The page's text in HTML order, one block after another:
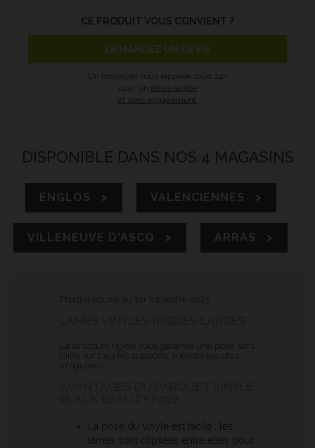
CE PRODUIT VOUS CONVIENT ?
DEMANDEZ UN DEVIS
Un conseiller vous rappelle sous 24h
pour un devis rapide
et sans engagement.
DISPONIBLE DANS NOS 4 MAGASINS
ENGLOS > VALENCIENNES >
VILLENEUVE D'ASCQ > ARRAS >
Produit épuisé au 1er trimestre 2025
La structure rigide vous garantie une pose sans
faille sur tous les supports, mêmes les plus
La pose du vinyle est facile : les
lames sont clipsées entre elles pour